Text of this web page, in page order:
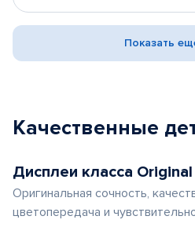
Показать
Качественные
Дисплеи класса Original
Оригинальная сочность,
цветопередача и